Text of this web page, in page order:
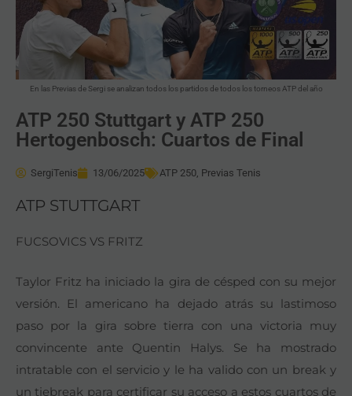
En las Previas de Sergi se analizan todos los partidos de todos los torneos ATP del año
ATP 250 Stuttgart y ATP 250
Hertogenbosch: Cuartos de Final
SergiTenis 13/06/2025 ATP 250, Previas Tenis
ATP STUTTGART
FUCSOVICS VS FRITZ
Taylor Fritz ha iniciado la gira de césped con su mejor
versión. El americano ha dejado atrás su lastimoso
paso por la gira sobre tierra con una victoria muy
convincente ante Quentin Halys. Se ha mostrado
intratable con el servicio y le ha valido con un break y
un tiebreak para certificar su acceso a estos cuartos de